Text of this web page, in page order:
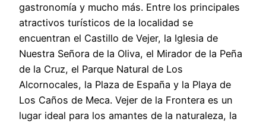
gastronomía y mucho más. Entre los principales
atractivos turísticos de la localidad se
encuentran el Castillo de Vejer, la Iglesia de
Nuestra Señora de la Oliva, el Mirador de la Peña
de la Cruz, el Parque Natural de Los
Alcornocales, la Plaza de España y la Playa de
Los Caños de Meca. Vejer de la Frontera es un
lugar ideal para los amantes de la naturaleza, la